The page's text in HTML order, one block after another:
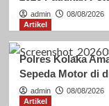
admin
08/08/2026
Artikel
Polres Kolaka
Sepeda Motor di
admin
08/08/2026
Artikel